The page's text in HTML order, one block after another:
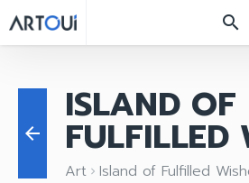
search
arrow_back
ISLAND OF
FULFILLED
Art keyboard_arrow_right Island of Fulfilled